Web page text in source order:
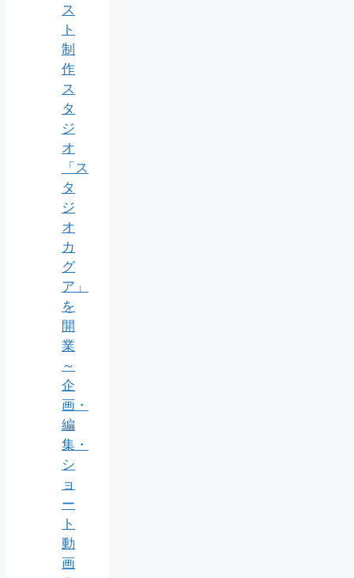
ス
ト
制
作
ス
タ
ジ
オ
「ス
タ
ジ
オ
カ
グ
ア」
を
開
業
～
企
画・
編
集・
シ
ョ
ー
ト
動
画